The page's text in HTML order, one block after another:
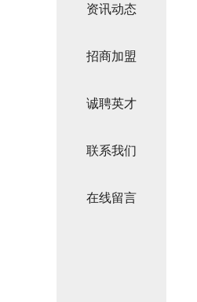
资讯动态
招商加盟
诚聘英才
联系我们
在线留言